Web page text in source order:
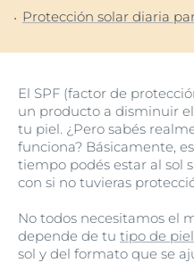
Protección solar diaria
El SPF (factor de
un producto a disminuir
tu piel. ¿Pero sabés
funciona? Básicamente,
tiempo podés estar al sol
con si no tuvieras
No todos necesitamos el
depende de tu tipo de piel
sol y del formato que se